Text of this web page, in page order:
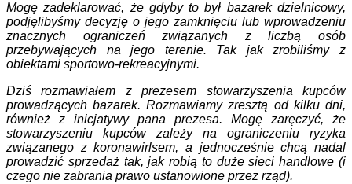
Mogę zadeklarować, że gdyby to był bazarek dzielnicowy,
podjęlibyśmy decyzję o jego zamknięciu lub wprowadzeniu
znacznych ograniczeń związanych z liczbą osób
przebywających na jego terenie. Tak jak zrobiliśmy z
obiektami sportowo-rekreacyjnymi.
Dziś rozmawiałem z prezesem stowarzyszenia kupców
prowadzących bazarek. Rozmawiamy zresztą od kilku dni,
również z inicjatywy pana prezesa. Mogę zaręczyć, że
stowarzyszeniu kupców zależy na ograniczeniu ryzyka
związanego z koronawirlsem, a jednocześnie chcą nadal
prowadzić sprzedaż tak, jak robią to duże sieci handlowe (i
czego nie zabrania prawo ustanowione przez rząd).